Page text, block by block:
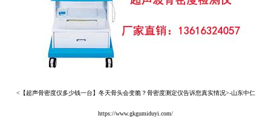
<【超声骨密度仪多少钱一台】冬天骨头会变脆？骨密度测定仪告诉您真实情况>-山东中仁
https://www.gkgumiduyi.com/